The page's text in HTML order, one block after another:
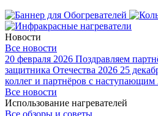
Новости
Все новости
20 февраля 2026 Поздравляем
защитника Отечества 2026 25
коллег и партнёров с наступающим
Все новости
Использование нагревателей
Все обзоры и советы